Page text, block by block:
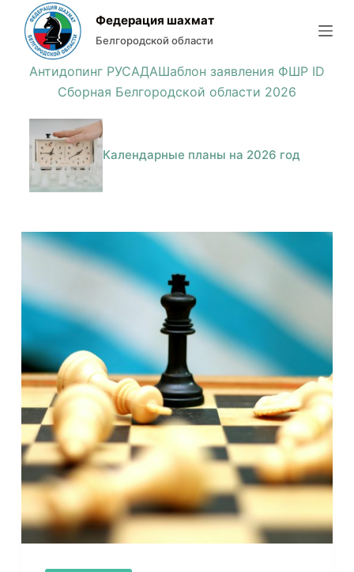
и
Федерация шахмат
Белгородской области
Антидопинг РУСАДАШаблон заявления ФШР ID
Сборная Белгородской области 2026
Календарные планы на 2026 год